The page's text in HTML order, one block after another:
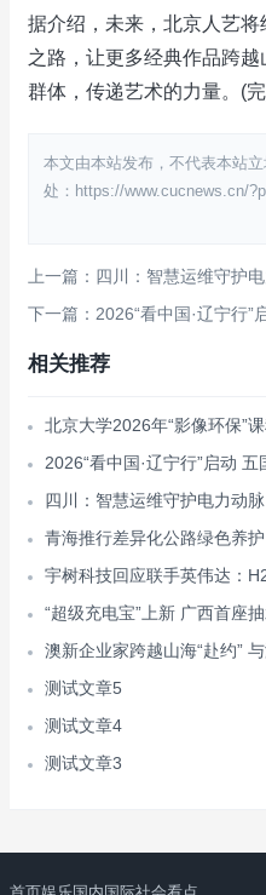
据介绍，未来，北京人艺将
之路，让更多经典作品跨
群体，传递艺术的力量。(
本文由本站发布，不代表本站
处：https://www.cucnews.cn/
上一篇：四川：智慧运维守护
下一篇：2026“看中国·辽宁行
相关推荐
北京大学2026年“影像环保”
2026“看中国·辽宁行”启动
四川：智慧运维守护电力动
青海推行差异化公路绿色养
宇树科技回应联手英伟达：
“超级充电宝”上新 广西首座
澳新企业家跨越山海“赴约”
测试文章5
测试文章4
测试文章3